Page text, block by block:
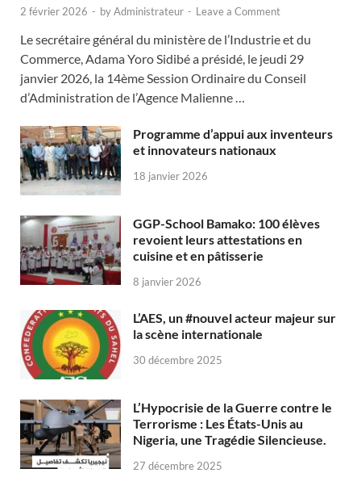
2 février 2026 - byAdministrateur - Leave a Comment
Le secrétaire général du ministère de l’Industrie et du
Commerce, Adama Yoro Sidibé a présidé, le jeudi 29
janvier 2026, la 14ème Session Ordinaire du Conseil
d’Administration de l’Agence Malienne …
Programme d’appui aux inventeurs
et innovateurs nationaux
18 janvier 2026
GGP-School Bamako: 100 élèves
revoient leurs attestations en
cuisine et en pâtisserie
8 janvier 2026
L’AES, un #nouvel acteur majeur sur
la scène internationale
30 décembre 2025
L’Hypocrisie de la Guerre contre le
Terrorisme : Les États-Unis au
Nigeria, une Tragédie Silencieuse.
27 décembre 2025